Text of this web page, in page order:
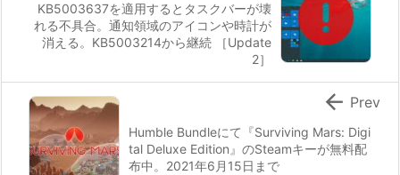
KB5003637を適用するとタスクバーが壊
れる不具合。通知領域のアイコンや時計が
消える。KB5003214から継続 ［Update
2］
Humble Bundleにて『Surviving Mars: Digi
tal Deluxe Edition』のSteamキーが無料配
布中。2021年6月15日まで
 Prev